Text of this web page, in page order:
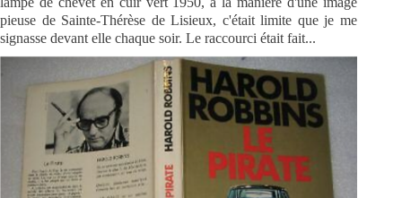
pieuse de Sainte-Thérèse de Lisieux, c'était limite que je me
signasse devant elle chaque soir. Le raccourci était fait...